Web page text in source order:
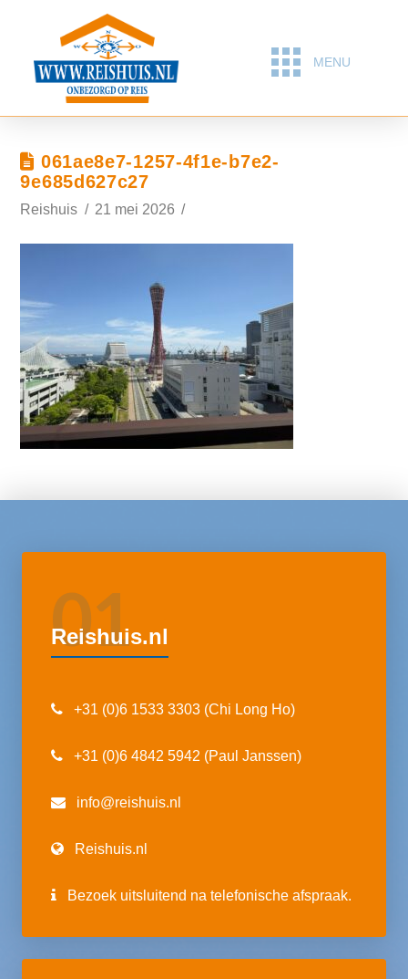
MENU
061ae8e7-1257-4f1e-b7e2-
9e685d627c27
Reishuis 21 mei 2026
01
Reishuis.nl
+31 (0)6 1533 3303 (Chi Long Ho)
+31 (0)6 4842 5942 (Paul Janssen)
info@reishuis.nl
Reishuis.nl
Bezoek uitsluitend na telefonische afspraak.